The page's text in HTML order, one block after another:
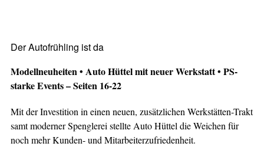
Der Autofrühling ist da
Modellneuheiten • Auto Hüttel mit neuer Werkstatt • PS-
starke Events – Seiten 16-22
Mit der Investition in einen neuen, zusätzlichen Werkstätten-Trakt
samt moderner Spenglerei stellte Auto Hüttel die Weichen für
noch mehr Kunden- und Mitarbeiterzufriedenheit.